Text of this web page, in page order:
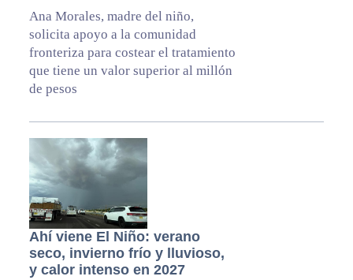
Ana Morales, madre del niño,
solicita apoyo a la comunidad
fronteriza para costear el tratamiento
que tiene un valor superior al millón
de pesos
Ahí viene El Niño: verano
seco, invierno frío y lluvioso,
y calor intenso en 2027